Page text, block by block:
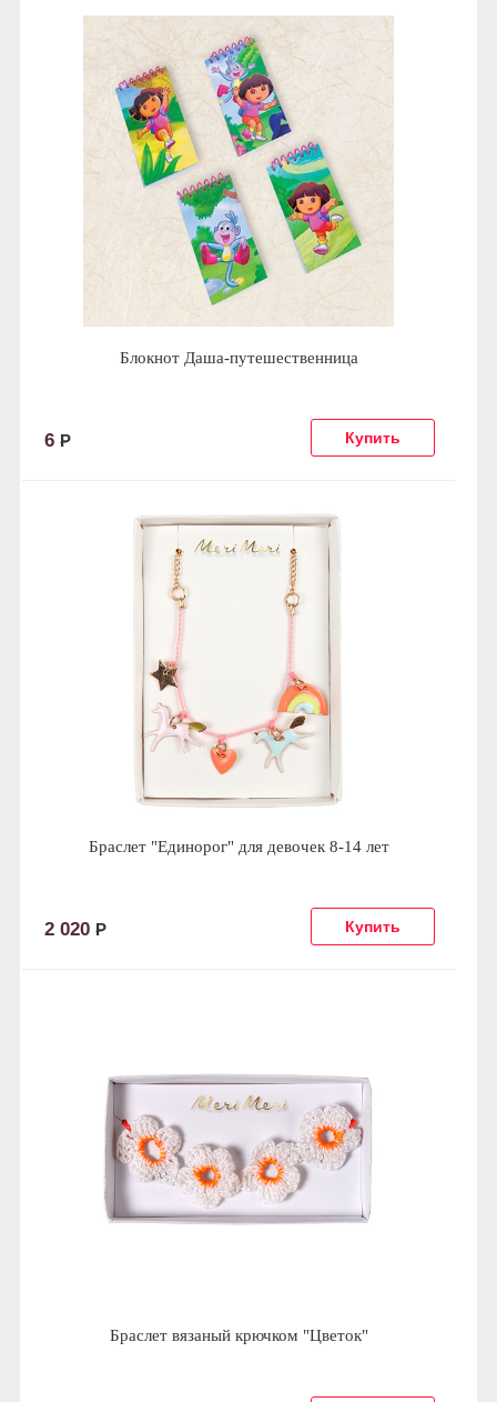
Блокнот Даша-путешественница
6 Р
Браслет "Единорог" для девочек 8-14 лет
2 020 Р
Браслет вязаный крючком "Цветок"